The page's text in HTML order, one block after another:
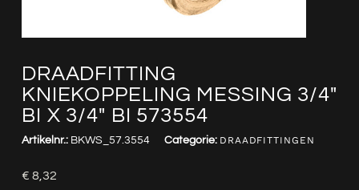
DRAADFITTING
KNIEKOPPELING MESSING 3/4″
BI X 3/4″ BI 573554
Artikelnr.: BKWS_57.3554 Categorie: DRAADFITTINGEN
€ 8,32